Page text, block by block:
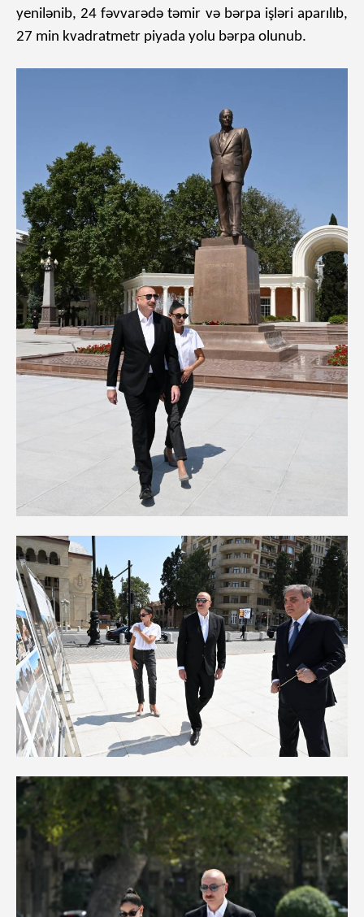
yenilənib, 24 fəvvarədə təmir və bərpa işləri aparılıb,
27 min kvadratmetr piyada yolu bərpa olunub.